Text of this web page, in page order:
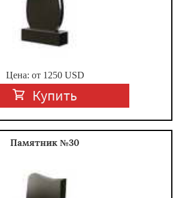
Цена: от 1250USD
Купить
Памятник №30